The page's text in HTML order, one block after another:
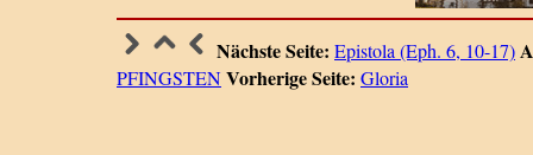
Nächste Seite: Epistola (Eph. 6, 10-17)
PFINGSTENVorherige Seite: Gloria